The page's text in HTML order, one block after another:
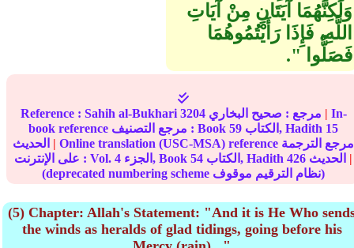
وَلَكِنَّهُمَا آيَتَانِ مِنْ آيَاتِ
اللَّهِ، فَإِذَا رَأَيْتُمُوهُمَا
فَصَلُّوا ‏"‏‏.‏
Reference : Sahih al-Bukhari 3204 مرجع : صحيح البخاري | In-
book reference مرجع التصنيف : Book 59 الكتاب, Hadith 15
| Online translation (USC-MSA) reference مرجع الترجمة
على الإنترنت : Vol. 4 الجزء, Book 54 الكتاب, Hadith 426
|
(deprecated numbering scheme نظام الترقيم موقوف)
(5) Chapter: Allah's Statement: "And it is He Who
the winds as heralds of glad tidings, going before his